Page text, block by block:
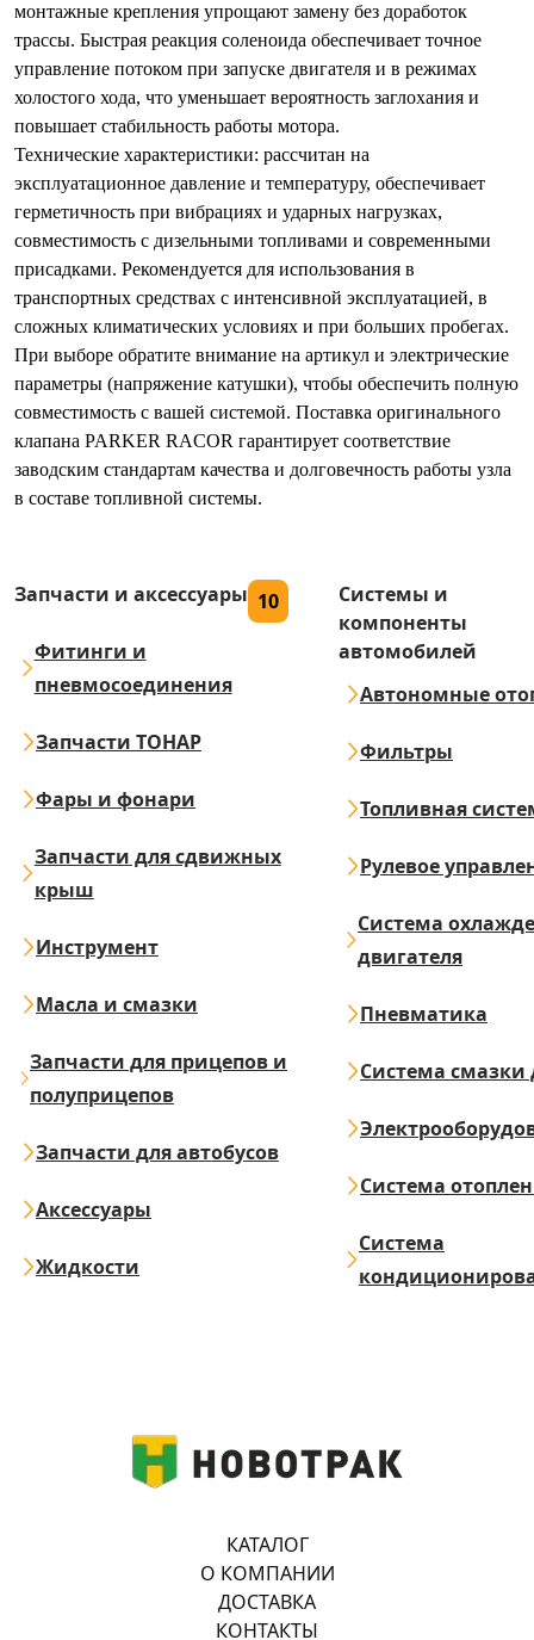
монтажные крепления упрощают замену без доработок
трассы. Быстрая реакция соленоида обеспечивает точное
управление потоком при запуске двигателя и в режимах
холостого хода, что уменьшает вероятность заглохания и
повышает стабильность работы мотора.
Технические характеристики: рассчитан на
эксплуатационное давление и температуру, обеспечивает
герметичность при вибрациях и ударных нагрузках,
совместимость с дизельными топливами и современными
присадками. Рекомендуется для использования в
транспортных средствах с интенсивной эксплуатацией, в
сложных климатических условиях и при больших пробегах.
При выборе обратите внимание на артикул и электрические
параметры (напряжение катушки), чтобы обеспечить полную
совместимость с вашей системой. Поставка оригинального
клапана PARKER RACOR гарантирует соответствие
заводским стандартам качества и долговечность работы узла
в составе топливной системы.
Запчасти и аксессуары 10
Фитинги и
пневмосоединения
Запчасти ТОНАР
Фары и фонари
Запчасти для сдвижных
крыш
Инструмент
Масла и смазки
Запчасти для прицепов и
полуприцепов
Запчасти для автобусов
Аксессуары
Жидкости
Системы и
компоненты
автомобилей
Автономные
Фильтры
Топливная
Рулевое
Система
двигателя
Пневматика
Система смазки
Система
Система
КАТАЛОГ
О КОМПАНИИ
ДОСТАВКА
КОНТАКТЫ